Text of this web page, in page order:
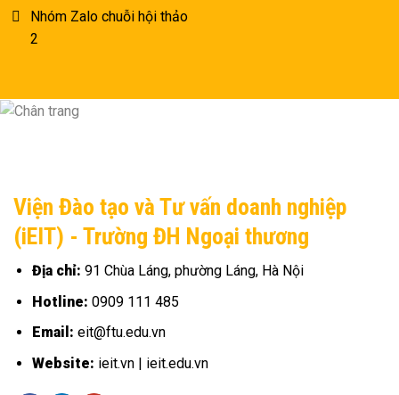
Nhóm Zalo chuỗi hội thảo
2
Viện Đào tạo và Tư vấn doanh nghiệp
(iEIT) - Trường ĐH Ngoại thương
Địa chỉ: 91 Chùa Láng, phường Láng, Hà Nội
Hotline: 0909 111 485
Email: eit@ftu.edu.vn
Website: ieit.vn | ieit.edu.vn